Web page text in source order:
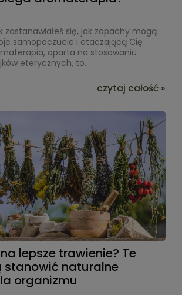
zastanawiałeś się, jak zapachy mogą
samopoczucie i otaczającą Cię
oparta na stosowaniu
eterycznych, to...
czytaj całość »
lepsze trawienie? Te
stanowić naturalne
organizmu